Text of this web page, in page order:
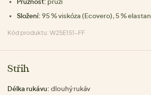
Složení: 95 % viskóza (Ecovero), 5 % elastan
Kód produktu: W25E151-FF
Střih
Délka rukávu: dlouhý rukáv